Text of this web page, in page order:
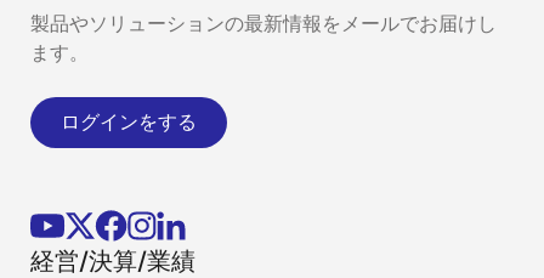
製品やソリューションの最新情報をメールでお届けし
ます。
ログインをする
経営/決算/業績